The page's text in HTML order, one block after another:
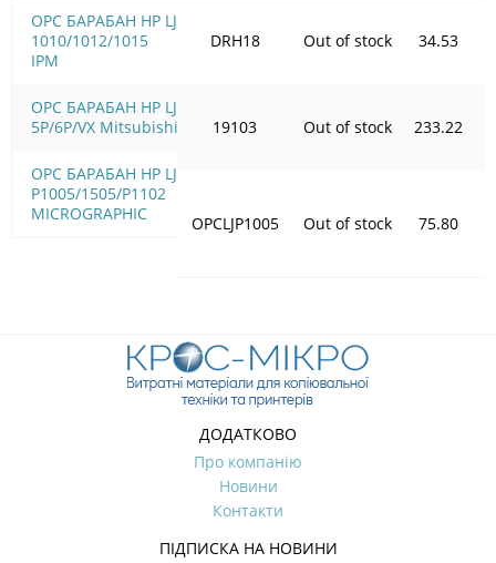
OPC БАРАБАН HP LJ
1010/1012/1015
IPM
OPC БАРАБАН HP LJ
5P/6P/VX Mitsubishi
OPC БАРАБАН HP LJ
P1005/1505/Р1102
MICROGRAPHIC
DRH18 Out of stock 34.53
19103 Out of stock 233.22
OPCLJP1005 Out of stock 75.80
ДОДАТКОВО
Про компанію
Новини
Контакти
ПІДПИСКА НА НОВИНИ